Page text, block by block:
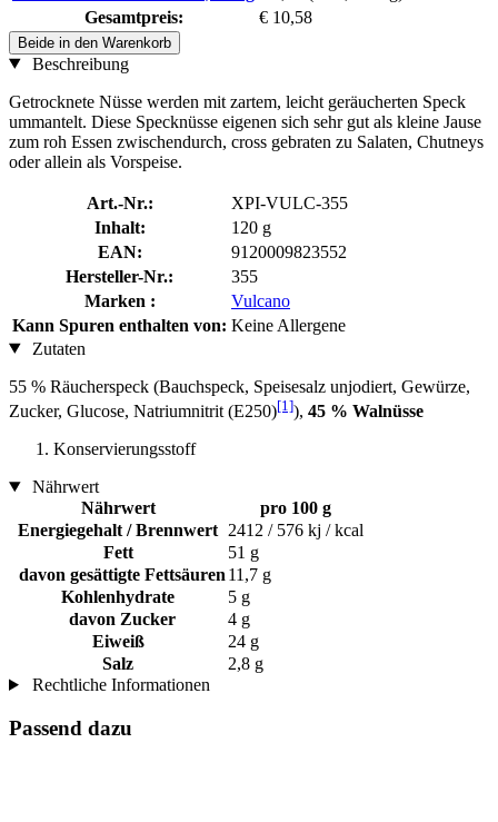
Gesamtpreis:
€ 10,58
Beide in den Warenkorb
Beschreibung
Getrocknete Nüsse werden mit zartem, leicht geräucherten Speck
ummantelt. Diese Specknüsse eigenen sich sehr gut als kleine Jause
zum roh Essen zwischendurch, cross gebraten zu Salaten, Chutneys
oder allein als Vorspeise.
Art.-Nr.:
XPI-VULC-355
Inhalt:
120 g
EAN:
9120009823552
Hersteller-Nr.:
355
Marken :
Vulcano
Kann Spuren enthalten von: Keine Allergene
Zutaten
55 % Räucherspeck (Bauchspeck, Speisesalz unjodiert, Gewürze,
Zucker, Glucose, Natriumnitrit (E250)[1]), 45 % Walnüsse
Konservierungsstoff
Nährwert
Nährwert
pro 100 g
Energiegehalt / Brennwert 2412 / 576 kj / kcal
Fett
51 g
davon gesättigte Fettsäuren 11,7 g
Kohlenhydrate
5 g
davon Zucker
4 g
Eiweiß
24 g
Salz
2,8 g
Rechtliche Informationen
Passend dazu